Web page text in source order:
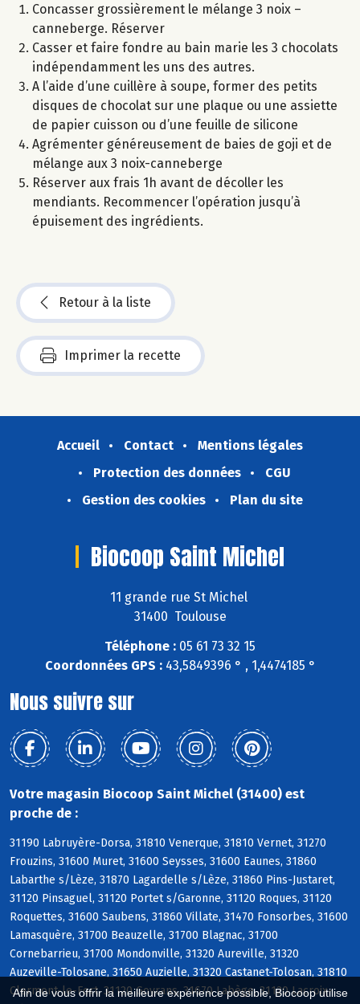
Afin de vous offrir la meilleure expérience possible, Biocoop utilise
Concasser grossièrement le mélange 3 noix –
canneberge. Réserver
Casser et faire fondre au bain marie les 3 chocolats
indépendamment les uns des autres.
A l’aide d’une cuillère à soupe, former des petits
disques de chocolat sur une plaque ou une assiette
de papier cuisson ou d’une feuille de silicone
Agrémenter généreusement de baies de goji et de
mélange aux 3 noix-canneberge
Réserver aux frais 1h avant de décoller les
mendiants. Recommencer l’opération jusqu’à
épuisement des ingrédients.
Retour à la liste
Imprimer la recette
Accueil Contact
Mentions légales
Protection des données
CGU
Gestion des cookies
Plan du site
Biocoop Saint Michel
11 grande rue St Michel
31400 Toulouse
Téléphone : 05 61 73 32 15
Coordonnées GPS :43,5849396 ° , 1,4474185 °
Nous suivre sur
Votre magasin Biocoop Saint Michel (31400) est
proche de :
31190 Labruyère-Dorsa, 31810 Venerque, 31810 Vernet, 31270
Frouzins, 31600 Muret, 31600 Seysses, 31600 Eaunes, 31860
Labarthe s/Lèze, 31870 Lagardelle s/Lèze, 31860 Pins-Justaret,
31120 Pinsaguel, 31120 Portet s/Garonne, 31120 Roques, 31120
Roquettes, 31600 Saubens, 31860 Villate, 31470 Fonsorbes, 31600
Lamasquère, 31700 Beauzelle, 31700 Blagnac, 31700
Cornebarrieu, 31700 Mondonville, 31320 Aureville, 31320
Auzeville-Tolosane, 31650 Auzielle, 31320 Castanet-Tolosan, 31810
Clermont-le-Fort, 31120 Goyrans, 31670 Labège, 31120 Lacroix-